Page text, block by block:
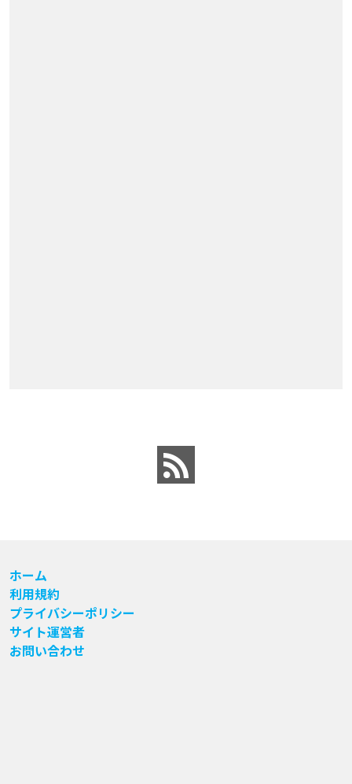
ホーム
利用規約
プライバシーポリシー
サイト運営者
お問い合わせ